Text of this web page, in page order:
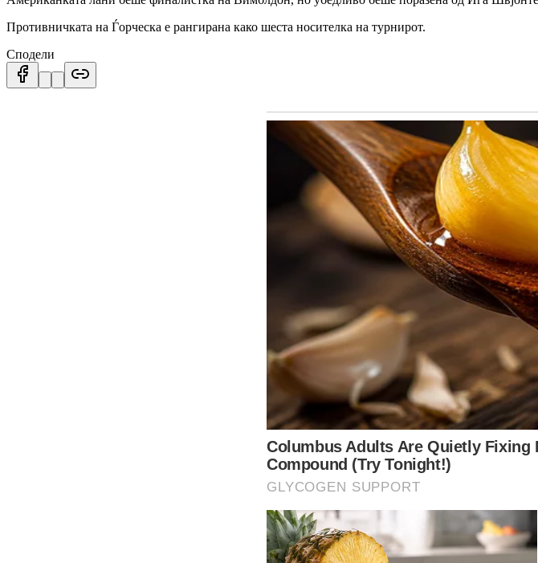
Противничката на Ѓорческа е рангирана како шеста носителка на турнирот.
Сподели